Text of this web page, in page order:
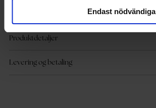
Endast nödvändiga
Produktdetaljer
Levering og betaling